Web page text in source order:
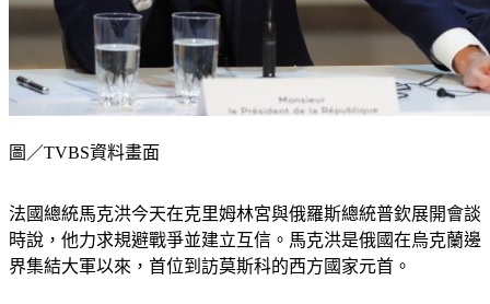
圖／TVBS資料畫面
法國總統馬克洪今天在克里姆林宮與俄羅斯總統普欽展開會談
時說，他力求規避戰爭並建立互信。馬克洪是俄國在烏克蘭邊
界集結大軍以來，首位到訪莫斯科的西方國家元首。